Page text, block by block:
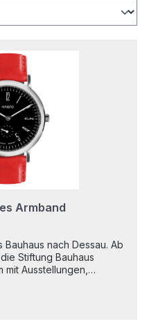
Armband
nach Dessau. Ab
Stiftung Bauhaus
Ausstellungen,
ARISTO das
– eine